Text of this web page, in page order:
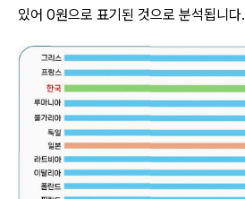
있어 0원으로 표기된 것으로 분석됩니다.